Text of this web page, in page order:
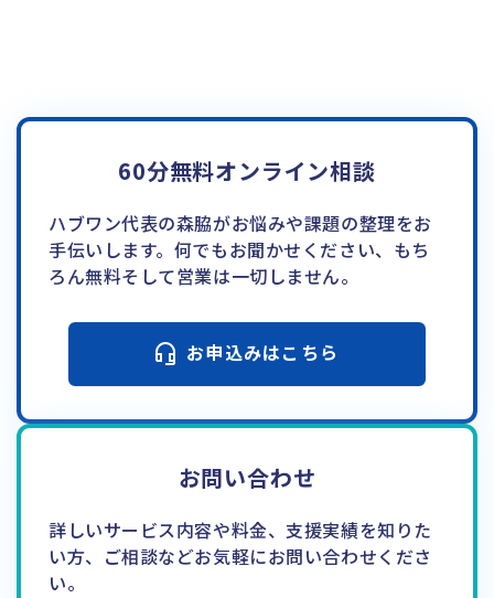
60分無料オンライン相談
ハブワン代表の森脇がお悩みや課題の整理をお
手伝いします。何でもお聞かせください、もち
ろん無料そして営業は一切しません。
お申込みはこちら
お問い合わせ
詳しいサービス内容や料金、支援実績を知りた
い方、ご相談などお気軽にお問い合わせくださ
い。